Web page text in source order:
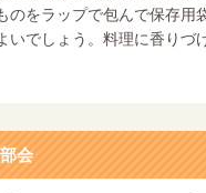
会
のをラップで包んで保存用
いでしょう。料理に香りづ